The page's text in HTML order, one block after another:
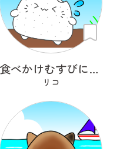
食べかけむすびにゃんこ
リコ